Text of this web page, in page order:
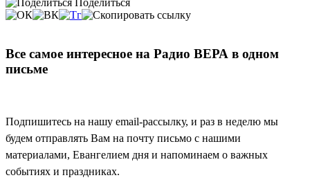
Все самое интересное на Радио ВЕРА в одном
письме
Подпишитесь на нашу email-рассылку, и раз в неделю мы
будем отправлять Вам на почту письмо с нашими
материалами, Евангелием дня и напоминаем о важных
событиях и праздниках.